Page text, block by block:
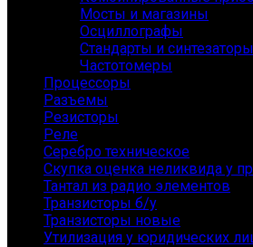
Мосты и магазины
Осциллографы
Стандарты и
Частотомеры
Процессоры
Разъемы
Резисторы
Реле
Серебро техническое
Скупка оценка неликвида у
Тантал из радио элементов
Транзисторы б/у
Транзисторы новые
Утилизация у юридических